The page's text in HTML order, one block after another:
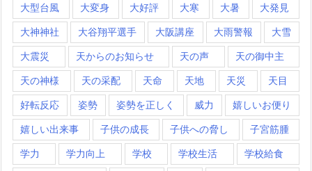
大型台風 大変身 大好評 大寒 大暑 大発見
大神神社 大谷翔平選手 大阪講座 大雨警報 大雪
大震災 天からのお知らせ 天の声 天の御中主
天の神様 天の采配 天命 天地 天災 天目
好転反応 姿勢 姿勢を正しく 威力 嬉しいお便り
嬉しい出来事 子供の成長 子供への脅し 子宮筋腫
学力 学力向上 学校 学校生活 学校給食